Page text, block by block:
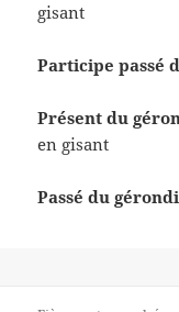
gisant
Participe passé
Présent du
en gisant
Passé du